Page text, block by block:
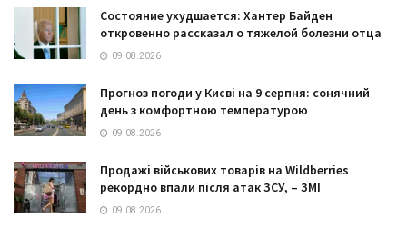
Состояние ухудшается: Хантер Байден
откровенно рассказал о тяжелой болезни отца
09.08.2026
Прогноз погоди у Києві на 9 серпня: сонячний
день з комфортною температурою
09.08.2026
Продажі військових товарів на Wildberries
рекордно впали після атак ЗСУ, – ЗМІ
09.08.2026